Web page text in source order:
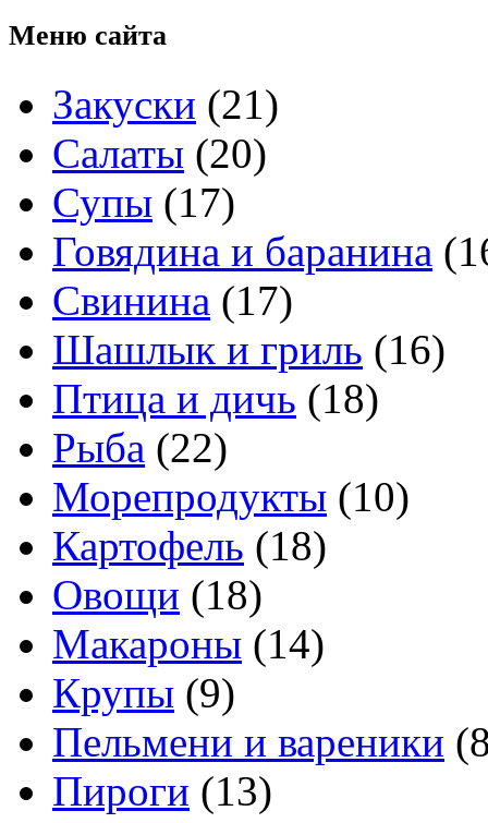
Меню сайта
Закуски (21)
Салаты (20)
Супы (17)
Говядина и баранина
Свинина (17)
Шашлык и гриль (16)
Птица и дичь (18)
Рыба (22)
Морепродукты (10)
Картофель (18)
Овощи (18)
Макароны (14)
Крупы (9)
Пельмени и вареники
Пироги (13)